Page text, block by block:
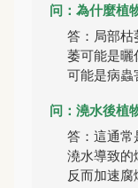
问：為什麼植
答：局部枯
萎可能是曬
可能是病蟲
问：澆水後植
答：這通常
澆水導致的
反而加速腐